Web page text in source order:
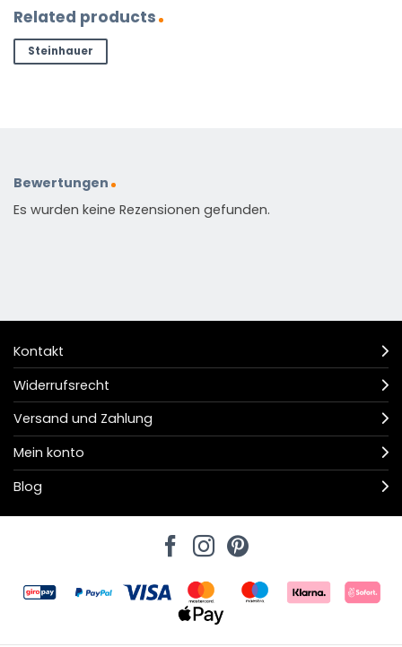
Related products
Steinhauer
Bewertungen
Es wurden keine Rezensionen gefunden.
Kontakt
Widerrufsrecht
Versand und Zahlung
Mein konto
Blog